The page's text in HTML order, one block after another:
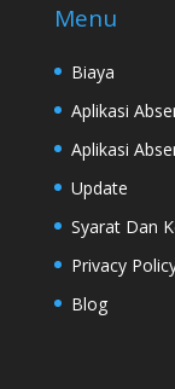
Menu
Biaya
Aplikasi
Aplikasi
Update
Syarat Dan
Privacy
Blog